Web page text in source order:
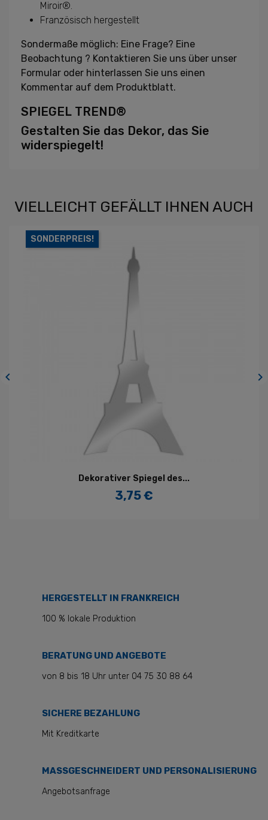
Miroir®.
Französisch hergestellt
Sondermaße möglich: Eine Frage? Eine
Beobachtung ? Kontaktieren Sie uns über unser
Formular oder hinterlassen Sie uns einen
Kommentar auf dem Produktblatt.
SPIEGEL TREND®
Gestalten Sie das Dekor, das Sie
widerspiegelt!
VIELLEICHT GEFÄLLT IHNEN AUCH

Dekorativer Spiegel des...
Preis
3,75 €
SONDERPREIS!

HERGESTELLT IN FRANKREICH
100 % lokale Produktion
BERATUNG UND ANGEBOTE
von 8 bis 18 Uhr unter 04 75 30 88 64
SICHERE BEZAHLUNG
Mit Kreditkarte
MASSGESCHNEIDERT UND PERSONALISIERUNG
Angebotsanfrage